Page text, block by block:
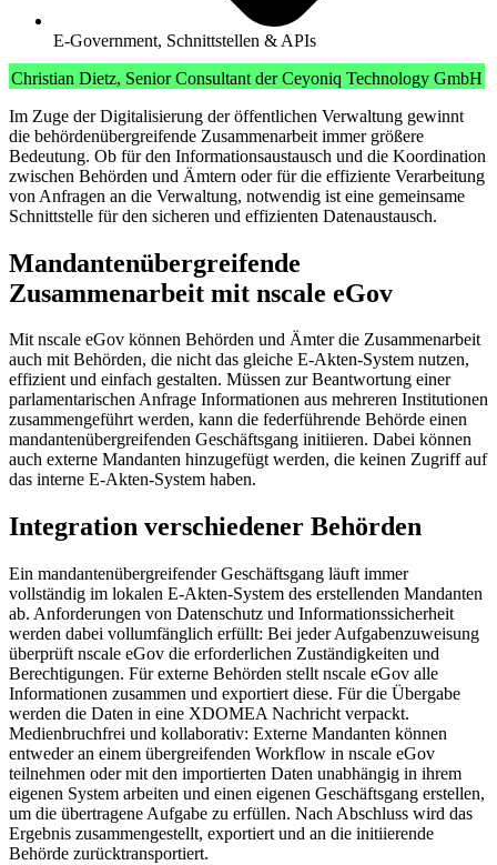
E-Government, Schnittstellen & APIs
Christian Dietz, Senior Consultant der Ceyoniq Technology GmbH
Im Zuge der Digitalisierung der öffentlichen Verwaltung gewinnt
die behördenübergreifende Zusammenarbeit immer größere
Bedeutung. Ob für den Informationsaustausch und die Koordination
zwischen Behörden und Ämtern oder für die effiziente Verarbeitung
von Anfragen an die Verwaltung, notwendig ist eine gemeinsame
Schnittstelle für den sicheren und effizienten Datenaustausch.
Mandantenübergreifende
Zusammenarbeit mit nscale eGov
Mit nscale eGov können Behörden und Ämter die Zusammenarbeit
auch mit Behörden, die nicht das gleiche E-Akten-System nutzen,
effizient und einfach gestalten. Müssen zur Beantwortung einer
parlamentarischen Anfrage Informationen aus mehreren Institutionen
zusammengeführt werden, kann die federführende Behörde einen
mandantenübergreifenden Geschäftsgang initiieren. Dabei können
auch externe Mandanten hinzugefügt werden, die keinen Zugriff auf
das interne E-Akten-System haben.
Integration verschiedener Behörden
Ein mandantenübergreifender Geschäftsgang läuft immer
vollständig im lokalen E-Akten-System des erstellenden Mandanten
ab. Anforderungen von Datenschutz und Informationssicherheit
werden dabei vollumfänglich erfüllt: Bei jeder Aufgabenzuweisung
überprüft nscale eGov die erforderlichen Zuständigkeiten und
Berechtigungen. Für externe Behörden stellt nscale eGov alle
Informationen zusammen und exportiert diese. Für die Übergabe
werden die Daten in eine XDOMEA Nachricht verpackt.
Medienbruchfrei und kollaborativ: Externe Mandanten können
entweder an einem übergreifenden Workflow in nscale eGov
teilnehmen oder mit den importierten Daten unabhängig in ihrem
eigenen System arbeiten und einen eigenen Geschäftsgang erstellen,
um die übertragene Aufgabe zu erfüllen. Nach Abschluss wird das
Ergebnis zusammengestellt, exportiert und an die initiierende
Behörde zurücktransportiert.